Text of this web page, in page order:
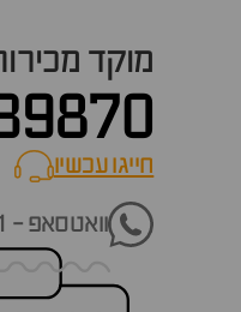
מוקד
חייגו עכשיוnow
וואטסאפ - 054-3887201